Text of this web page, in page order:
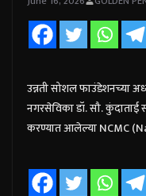
उन्नती सोशल फाउंडेशनच्या
नगरसेविका डॉ. सौ.
करण्यात आलेल्या NCMC